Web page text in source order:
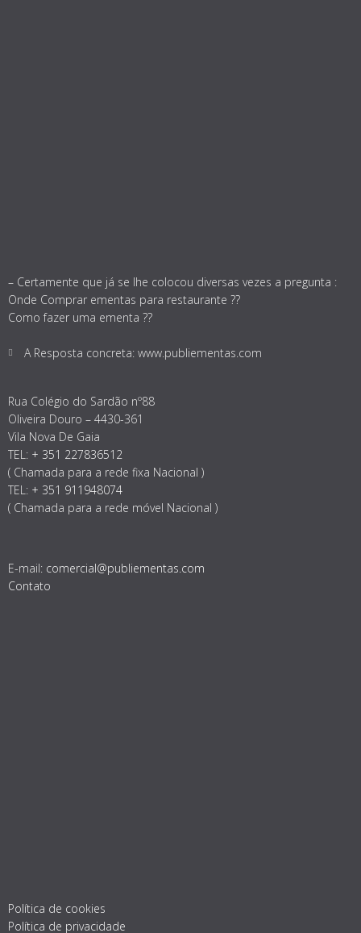
– Certamente que já se lhe colocou diversas vezes a pregunta :
Onde Comprar ementas para restaurante ??
Como fazer uma ementa ??
A Resposta concreta: www.publiementas.com
Rua Colégio do Sardão nº88
Oliveira Douro – 4430-361
Vila Nova De Gaia
TEL: + 351 227836512
( Chamada para a rede fixa Nacional )
TEL: + 351 911948074
( Chamada para a rede móvel Nacional )
E-mail: comercial@publiementas.com
Contato
Política de cookies
Política de privacidade